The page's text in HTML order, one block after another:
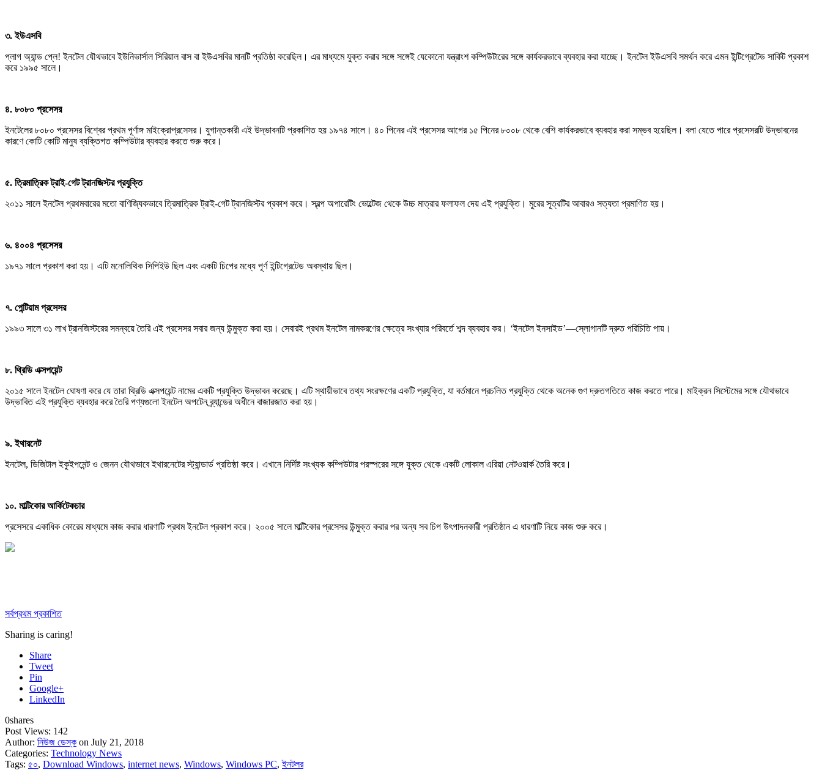
৩. ইউএসবি
প্লাগ অ্যান্ড প্লে! ইনটেল যৌথভাবে ইউনিভার্সাল সিরিয়াল বাস বা ইউএসবির মানটি প্রতিষ্ঠা করেছিল। এর মাধ্যমে যুক্ত করার সঙ্গে সঙ্গেই যেকোনো যন্ত্রাংশ কম্পিউটারের সঙ্গে কার্যকরভাবে ব্যবহার করা যাচ্ছে। ইনটেল ইউএসবি সমর্থন করে এমন ইন্টিগ্রেটেড সার্কিট প্রকাশ
করে ১৯৯৫ সালে।
৪. ৮০৮০ প্রসেসর
ইনটেলের ৮০৮০ প্রসেসর বিশ্বের প্রথম পূর্ণাঙ্গ মাইক্রোপ্রসেসর। যুগান্তকারী এই উদ্ভাবনটি প্রকাশিত হয় ১৯৭৪ সালে। ৪০ পিনের এই প্রসেসর আগের ১৫ পিনের ৮০০৮ থেকে বেশি কার্যকরভাবে ব্যবহার করা সম্ভব হয়েছিল। বলা যেতে পারে প্রসেসরটি উদ্ভাবনের
কারণে কোটি কোটি মানুষ ব্যক্তিগত কম্পিউটার ব্যবহার করতে শুরু করে।
৫. ত্রিমাত্রিক ট্রাই-গেট ট্রানজিস্টর প্রযুক্তি
২০১১ সালে ইনটেল প্রথমবারের মতো বাণিজ্যিকভাবে ত্রিমাত্রিক ট্রাই-গেট ট্রানজিস্টর প্রকাশ করে। স্বল্প অপারেটিং ভোল্টেজ থেকে উচ্চ মাত্রার ফলাফল দেয় এই প্রযুক্তি। মুরের সূত্রটির আবারও সত্যতা প্রমাণিত হয়।
৬. ৪০০৪ প্রসেসর
১৯৭১ সালে প্রকাশ করা হয়। এটি মনোলিথিক সিপিইউ ছিল এবং একটি চিপের মধ্যে পূর্ণ ইন্টিগ্রেটেড অবস্থায় ছিল।
৭. পেন্টিয়াম প্রসেসর
১৯৯৩ সালে ৩১ লাখ ট্রানজিস্টরের সমন্বয়ে তৈরি এই প্রসেসর সবার জন্য উন্মুক্ত করা হয়। সেবারই প্রথম ইনটেল নামকরণের ক্ষেত্রে সংখ্যার পরিবর্তে শব্দ ব্যবহার কর। ‘ইনটেল ইনসাইড’—স্লোগানটি দ্রুত পরিচিতি পায়।
৮. থ্রিডি এক্সপয়েন্ট
২০১৫ সালে ইনটেল ঘোষণা করে যে তারা থ্রিডি এক্সপয়েন্ট নামের একটি প্রযুক্তি উদ্ভাবন করেছে। এটি স্থায়ীভাবে তথ্য সংরক্ষণের একটি প্রযুক্তি, যা বর্তমানে প্রচলিত প্রযুক্তি থেকে অনেক গুণ দ্রুতগতিতে কাজ করতে পারে। মাইক্রন সিস্টেমের সঙ্গে যৌথভাবে
উদ্ভাবিত এই প্রযুক্তি ব্যবহার করে তৈরি পণ্যগুলো ইনটেল অপটেন ব্র্যান্ডের অধীনে বাজারজাত করা হয়।
৯. ইথারনেট
ইনটেল, ডিজিটাল ইকুইপমেন্ট ও জেনন যৌথভাবে ইথারনেটের স্ট্যান্ডার্ড প্রতিষ্ঠা করে। এখানে নির্দিষ্ট সংখ্যক কম্পিউটার পরস্পরের সঙ্গে যুক্ত থেকে একটি লোকাল এরিয়া নেটওয়ার্ক তৈরি করে।
১০. মাল্টিকোর আর্কিটেকচার
প্রসেসরে একাধিক কোরের মাধ্যমে কাজ করার ধারণাটি প্রথম ইনটেল প্রকাশ করে। ২০০৫ সালে মাল্টিকোর প্রসেসর উন্মুক্ত করার পর অন্য সব চিপ উৎপাদনকারী প্রতিষ্ঠান এ ধারণাটি নিয়ে কাজ শুরু করে।
সর্বপ্রথম প্রকাশিত
Sharing is caring!
Share
Tweet
Pin
Google+
LinkedIn
0shares
Post Views: 142
Author: নিউজ ডেস্ক on July 21, 2018
Categories: Technology News
Tags: ৫০, Download Windows, internet news, Windows, Windows PC,ইনটলর